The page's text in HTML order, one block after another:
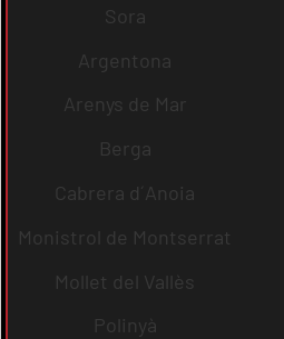
Sora
Argentona
Arenys de Mar
Berga
Cabrera d´Anoia
Monistrol de Montserrat
Mollet del Vallès
Polinyà